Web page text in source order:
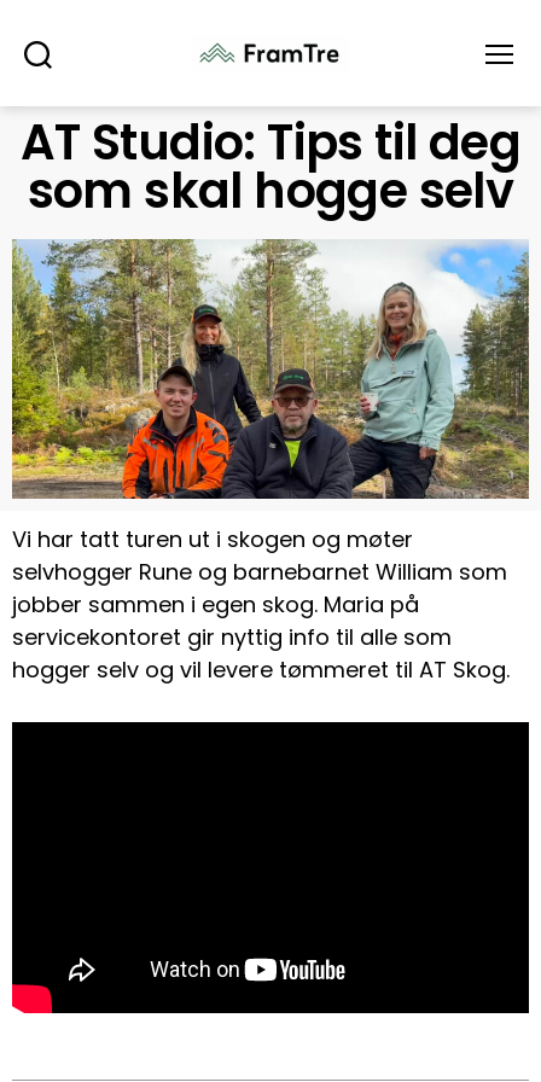
AT Studio: Tips til deg
som skal hogge selv
Vi har tatt turen ut i skogen og møter
selvhogger Rune og barnebarnet William som
jobber sammen i egen skog. Maria på
servicekontoret gir nyttig info til alle som
hogger selv og vil levere tømmeret til AT Skog.